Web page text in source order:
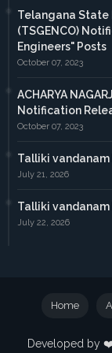
Telangana State
(TSGENCO)
Engineers" Posts
October 07, 2023
ACHARYA
Notification
October 07, 2023
Talliki
July 21, 2026
Talliki vandanam
July 22, 2026
Developed by
Home